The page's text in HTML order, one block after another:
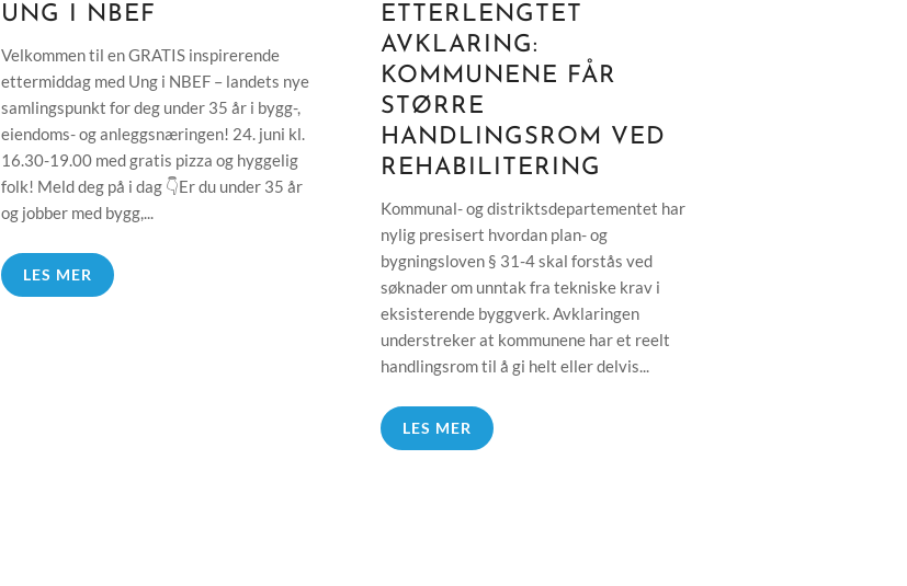
UNG I NBEF
Velkommen til en GRATIS inspirerende
ettermiddag med Ung i NBEF – landets nye
samlingspunkt for deg under 35 år i bygg-,
eiendoms- og anleggsnæringen! 24. juni kl.
16.30-19.00 med gratis pizza og hyggelig
folk! Meld deg på i dag 👇Er du under 35 år
og jobber med bygg,...
LES MER
ETTERLENGTET
AVKLARING:
KOMMUNENE FÅR
STØRRE
HANDLINGSROM VED
REHABILITERING
Kommunal- og distriktsdepartementet har
nylig presisert hvordan plan- og
bygningsloven § 31-4 skal forstås ved
søknader om unntak fra tekniske krav i
eksisterende byggverk. Avklaringen
understreker at kommunene har et reelt
handlingsrom til å gi helt eller delvis...
LES MER